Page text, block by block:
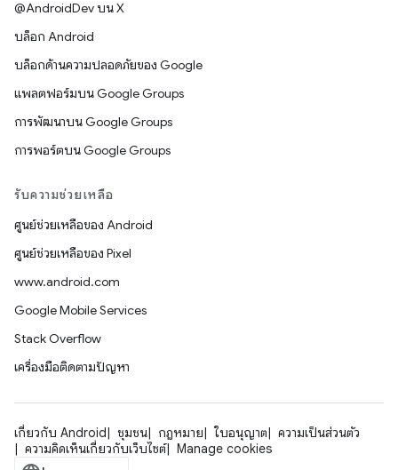
@AndroidDev บน X
บล็อก Android
บล็อกด้านความปลอดภัยของ Google
แพลตฟอร์มบน Google Groups
การพัฒนาบน Google Groups
การพอร์ตบน Google Groups
รับความช่วยเหลือ
ศูนย์ช่วยเหลือของ Android
ศูนย์ช่วยเหลือของ Pixel
www.android.com
Google Mobile Services
Stack Overflow
เครื่องมือติดตามปัญหา
เกี่ยวกับ Android ชุมชน กฎหมาย ใบอนุญาต
ความเป็นส่วนตัว
ความคิดเห็นเกี่ยวกับเว็บไซต์
Manage cookies